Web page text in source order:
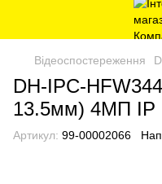
Відеоспостереження
DH-IPC-
13.5мм) 4МП IP
Артикул: 99-00002066